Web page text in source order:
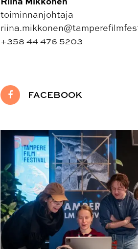
toiminnanjohtaja
+358 44 476 5203
FACEBOOK